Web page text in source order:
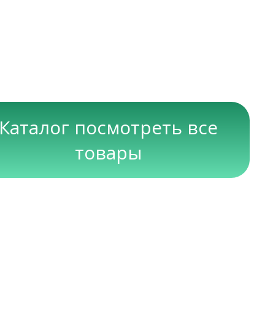
Каталог посмотреть все
товары